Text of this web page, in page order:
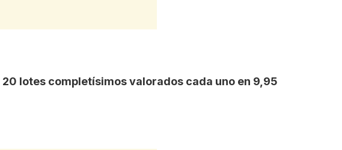
20 lotes completísimos valorados cada uno en 9,95